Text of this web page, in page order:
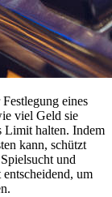
eines
viel Geld sie
Limit halten. Indem
kann, schützt
und
um